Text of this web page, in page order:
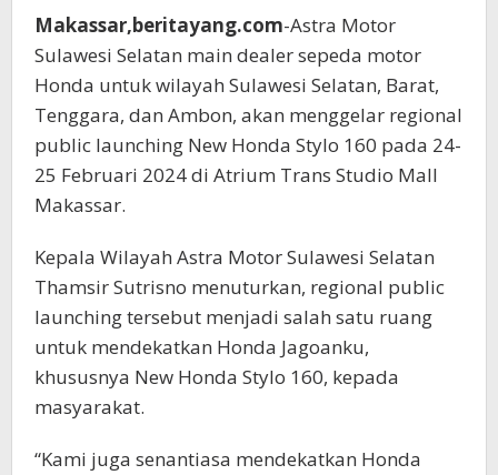
Makassar,beritayang.com-Astra Motor
Sulawesi Selatan main dealer sepeda motor
Honda untuk wilayah Sulawesi Selatan, Barat,
Tenggara, dan Ambon, akan menggelar regional
public launching New Honda Stylo 160 pada 24-
25 Februari 2024 di Atrium Trans Studio Mall
Makassar.
Kepala Wilayah Astra Motor Sulawesi Selatan
Thamsir Sutrisno menuturkan, regional public
launching tersebut menjadi salah satu ruang
untuk mendekatkan Honda Jagoanku,
khususnya New Honda Stylo 160, kepada
masyarakat.
“Kami juga senantiasa mendekatkan Honda